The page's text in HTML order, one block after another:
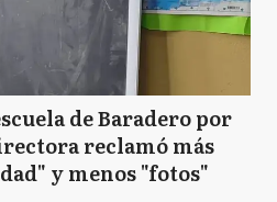
de Baradero por
reclamó más
y menos "fotos"